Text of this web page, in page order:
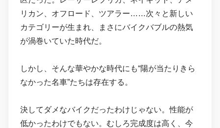
リカン、オフロード、ツアラー……次々と新しい
カテゴリーが生まれ、まさにバイクバブルの熱気
が渦巻いていた時代だ。
しかし、そんな華やかな時代にも“陽が当たりきら
なかった名車”たちは存在する。
決してダメなバイクだったわけじゃない。性能が
低かったわけでもない。むしろ完成度は高く、今